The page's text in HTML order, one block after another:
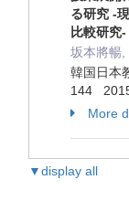
る研究 -
比較研究-
坂本將暢,
韓国日本
144
More
▼display all